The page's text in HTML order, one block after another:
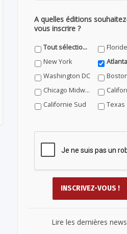
A quelles éditions
vous inscrire ?
Tout sélectionner
Floride
New York
Washington DC
Chicago Midwest
Californie Sud
Texas
Lire les dernières